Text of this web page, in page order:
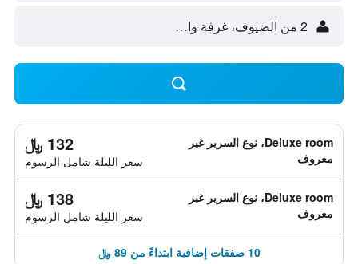
2 من الضيوف، غرفة واحدة
Deluxe room، نوع السرير غير
معروف
132 ﷼
سعر الليلة شامل الرسوم
Deluxe room، نوع السرير غير
معروف
138 ﷼
سعر الليلة شامل الرسوم
10 صفقات إضافية ابتداءً من 89 ﷼